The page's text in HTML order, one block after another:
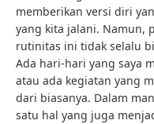
memberikan versi diri
yang kita jalani. Namun,
rutinitas ini tidak selalu
Ada hari-hari yang saya
atau ada kegiatan yang
dari biasanya. Dalam
satu hal yang juga